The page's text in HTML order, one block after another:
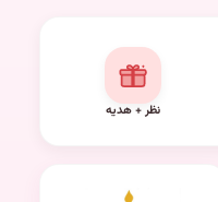
نظر + هدیه